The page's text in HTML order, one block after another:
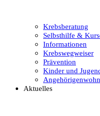
Krebsberatung
Selbsthilfe &
Informationen
Krebswegweiser
Prävention
Kinder und
Aktuelles